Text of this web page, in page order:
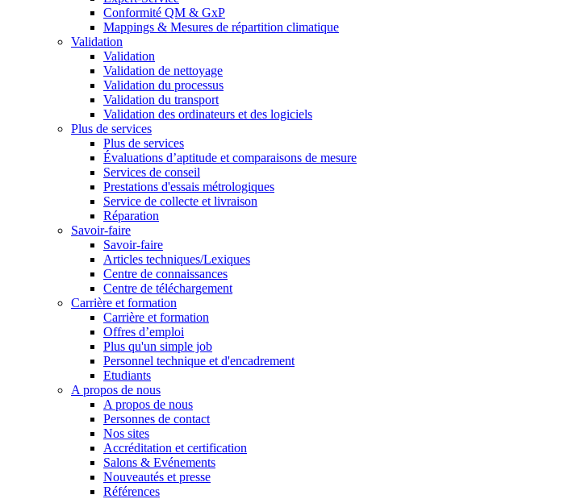
Conformité QM & GxP
Mappings & Mesures de répartition climatique
Validation
Validation
Validation de nettoyage
Validation du processus
Validation du transport
Validation des ordinateurs et des logiciels
Plus de services
Plus de services
Évaluations d’aptitude et comparaisons de mesure
Services de conseil
Prestations d'essais métrologiques
Service de collecte et livraison
Réparation
Savoir-faire
Savoir-faire
Articles techniques/Lexiques
Centre de connaissances
Centre de téléchargement
Carrière et formation
Carrière et formation
Offres d’emploi
Plus qu'un simple job
Personnel technique et d'encadrement
Etudiants
A propos de nous
A propos de nous
Personnes de contact
Nos sites
Accréditation et certification
Salons & Evénements
Nouveautés et presse
Références